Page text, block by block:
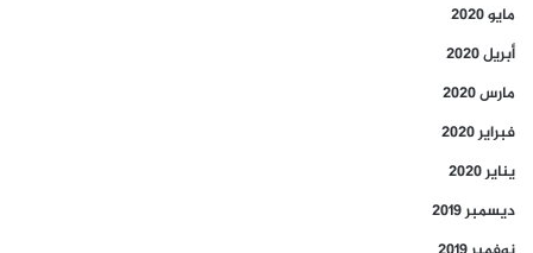
مايو 2020
أبريل 2020
مارس 2020
فبراير 2020
يناير 2020
ديسمبر 2019